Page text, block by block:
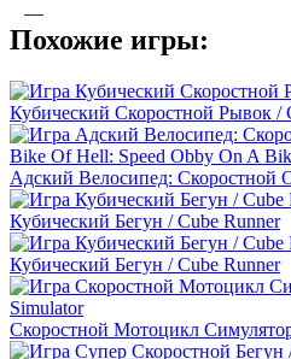
—
Похожие игры:
Кубический Скоростной Рывок /
Адский Велосипед:
Кубический Бегун / Cube Runner
Кубический Бегун / Cube Runner
Скоростной Мотоцикл